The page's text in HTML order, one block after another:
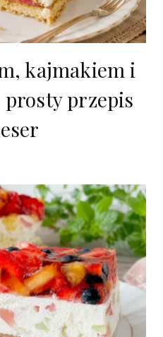
kajmakiem i
przepis